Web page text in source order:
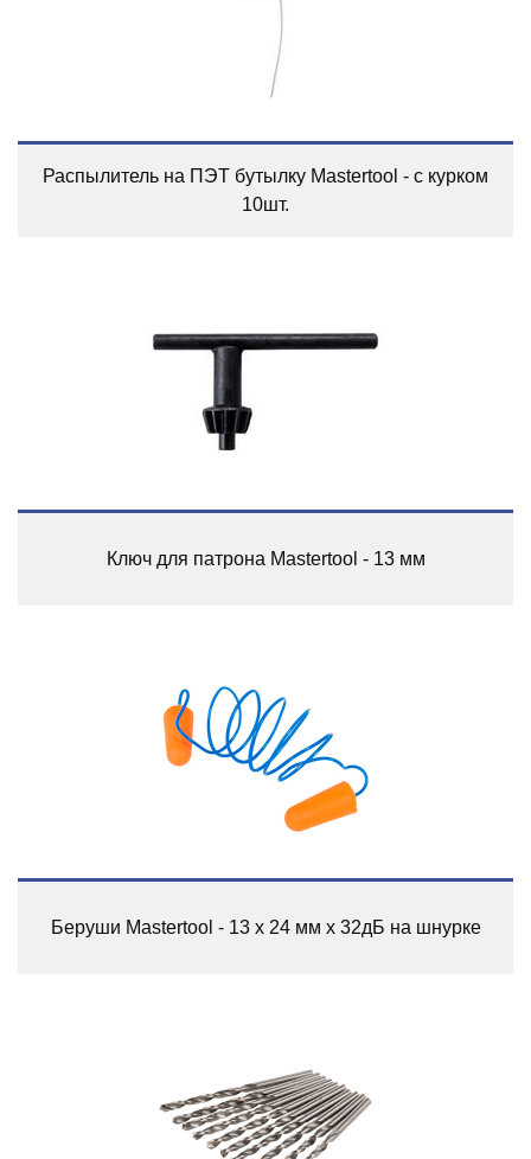
Распылитель на ПЭТ бутылку Mastertool - с курком
10шт.
Ключ для патрона Mastertool - 13 мм
Беруши Mastertool - 13 x 24 мм x 32дБ на шнурке